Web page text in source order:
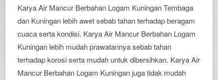
Karya Air Mancur Berbahan Logam Kuningan Tembaga
dan Kuningan lebih awet sebab tahan terhadap beragam
cuaca serta kondisi. Karya Air Mancur Berbahan Logam
Kuningan lebih mudah prawatannya sebab tahan
terhadap korosi serta mudah untuk dibersihkan. Karya Air
Mancur Berbahan Logam Kuningan juga tidak mudah